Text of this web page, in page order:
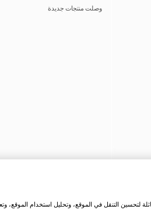
وصلت منتجات جديدة
لتحسين التنقل في الموقع، وتحليل استخدام الموقع،